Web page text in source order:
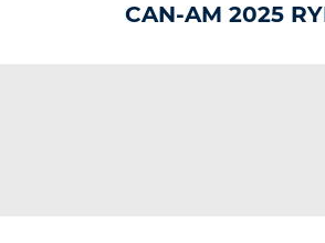
CAN-AM 2025